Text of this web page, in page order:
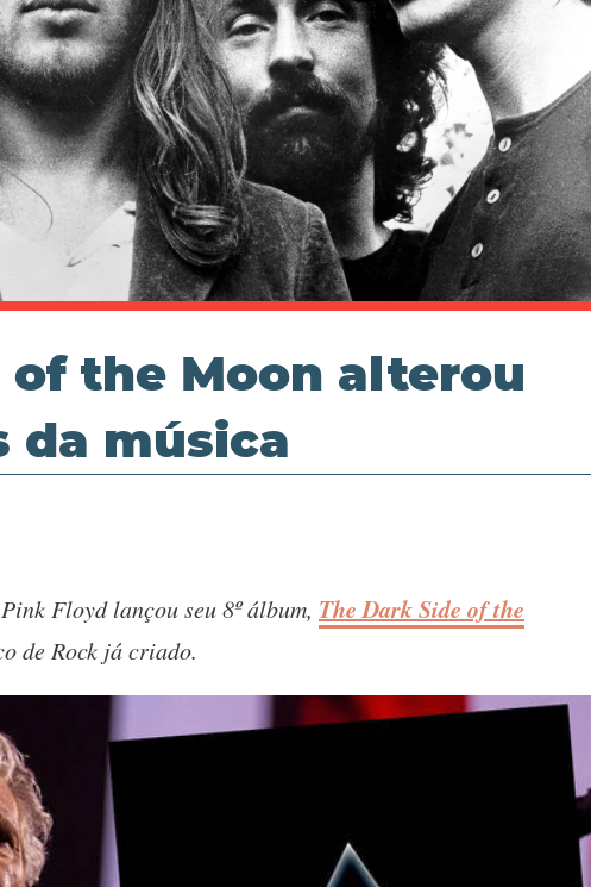
of the Moon alterou
da música
Floyd lançou seu 8º álbum, The Dark Side of the
de Rock já criado.